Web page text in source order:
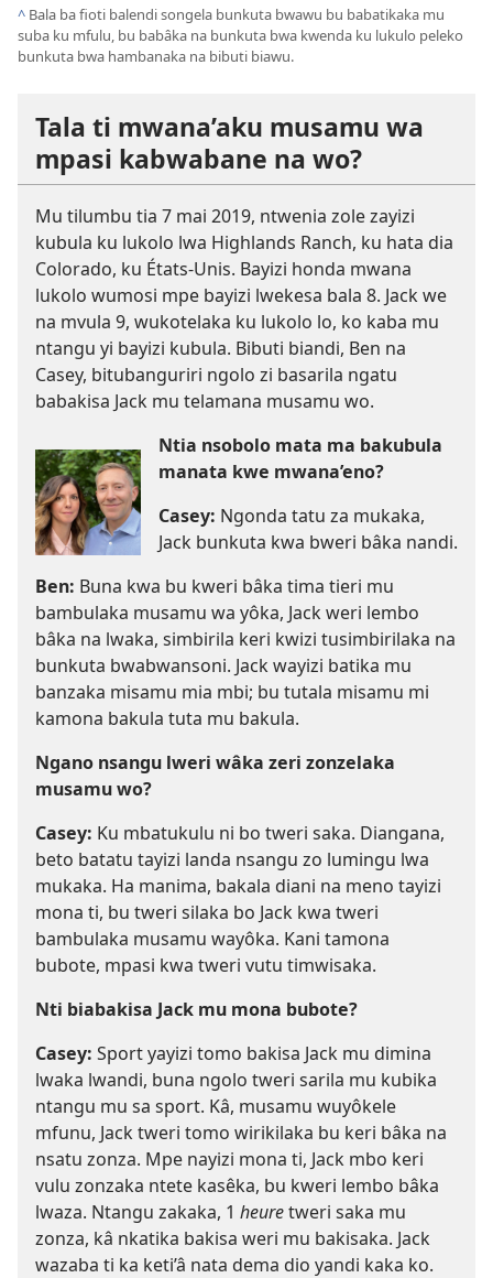
^ Bala ba fioti balendi songela bunkuta bwawu bu babatikaka mu
suba ku mfulu, bu babâka na bunkuta bwa kwenda ku lukulo peleko
bunkuta bwa hambanaka na bibuti biawu.
Tala ti mwana’aku musamu wa
mpasi kabwabane na wo?
Mu tilumbu tia 7 mai 2019, ntwenia zole zayizi
kubula ku lukolo lwa Highlands Ranch, ku hata dia
Colorado, ku États-Unis. Bayizi honda mwana
lukolo wumosi mpe bayizi lwekesa bala 8. Jack we
na mvula 9, wukotelaka ku lukolo lo, ko kaba mu
ntangu yi bayizi kubula. Bibuti biandi, Ben na
Casey, bitubanguriri ngolo zi basarila ngatu
babakisa Jack mu telamana musamu wo.
Ntia nsobolo mata ma bakubula
manata kwe mwana’eno?
Casey: Ngonda tatu za mukaka,
Jack bunkuta kwa bweri bâka nandi.
Ben: Buna kwa bu kweri bâka tima tieri mu
bambulaka musamu wa yôka, Jack weri lembo
bâka na lwaka, simbirila keri kwizi tusimbirilaka na
bunkuta bwabwansoni. Jack wayizi batika mu
banzaka misamu mia mbi; bu tutala misamu mi
kamona bakula tuta mu bakula.
Ngano nsangu lweri wâka zeri zonzelaka
musamu wo?
Casey: Ku mbatukulu ni bo tweri saka. Diangana,
beto batatu tayizi landa nsangu zo lumingu lwa
mukaka. Ha manima, bakala diani na meno tayizi
mona ti, bu tweri silaka bo Jack kwa tweri
bambulaka musamu wayôka. Kani tamona
bubote, mpasi kwa tweri vutu timwisaka.
Nti biabakisa Jack mu mona bubote?
Casey: Sport yayizi tomo bakisa Jack mu dimina
lwaka lwandi, buna ngolo tweri sarila mu kubika
ntangu mu sa sport. Kâ, musamu wuyôkele
mfunu, Jack tweri tomo wirikilaka bu keri bâka na
nsatu zonza. Mpe nayizi mona ti, Jack mbo keri
vulu zonzaka ntete kasêka, bu kweri lembo bâka
lwaza. Ntangu zakaka, 1 heuretweri saka mu
zonza, kâ nkatika bakisa weri mu bakisaka. Jack
wazaba ti ka keti’â nata dema dio yandi kaka ko.